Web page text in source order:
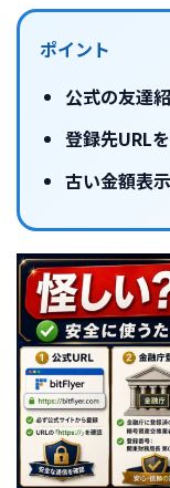
ポイント
公式の友達
登録先URL
古い金額表